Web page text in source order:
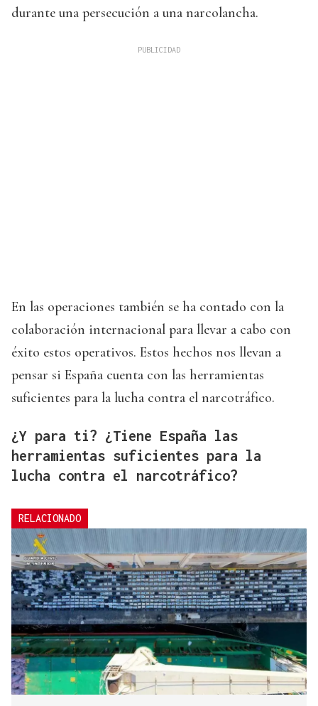
durante una persecución a una narcolancha.
En las operaciones también se ha contado con la
colaboración internacional para llevar a cabo con
éxito estos operativos. Estos hechos nos llevan a
pensar si España cuenta con las herramientas
suficientes para la lucha contra el narcotráfico.
¿Y para ti? ¿Tiene España las
herramientas suficientes para la
lucha contra el narcotráfico?
RELACIONADO